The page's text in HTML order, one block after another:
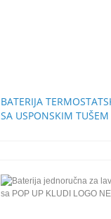
BATERIJA
SA USPONSKIM TUŠEM